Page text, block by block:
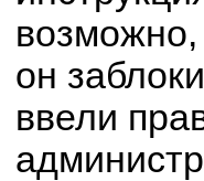
он
ввели